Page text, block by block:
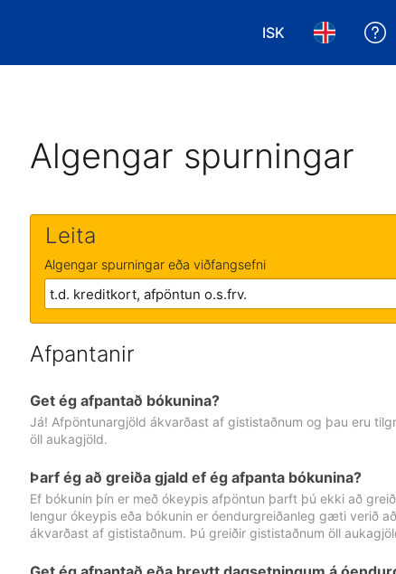
ISK
Veldu gjaldmiðil. Í
Veldu þitt
Algengar spurningar
Leita
Algengar spurningar eða viðfangsefni
Afpantanir
Get ég afpantað bókunina?
Já! Afpöntunargjöld ákvarðast af gististaðnum og þau eru
öll aukagjöld.
Þarf ég að greiða gjald ef ég afpanta bókunina?
Ef bókunin þín er með ókeypis afpöntun þarft þú ekki að
lengur ókeypis eða bókunin er óendurgreiðanleg gæti verið
ákvarðast af gististaðnum. Þú greiðir gististaðnum öll